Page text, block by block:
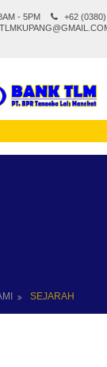
- 5PM
+62
SEJARAH